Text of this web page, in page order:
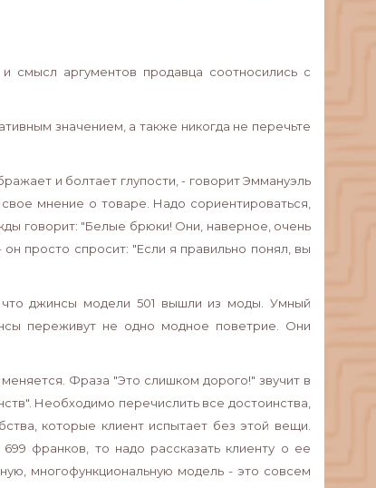
смысл аргументов продавца соотносились с
значением, а также никогда не перечьте
и болтает глупости, - говорит Эммануэль
мнение о товаре. Надо сориентироваться,
говорит: "Белые брюки! Они, наверное, очень
просто спросит: "Если я правильно понял, вы
что джинсы модели 501 вышли из моды. Умный
переживут не одно модное поветрие. Они
Фраза "Это слишком дорого!" звучит в
Необходимо перечислить все достоинства,
которые клиент испытает без этой вещи.
франков, то надо рассказать клиенту о ее
многофункциональную модель - это совсем